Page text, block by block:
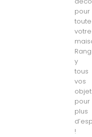
pour
toute
votre
y
tous
vos
pour
plus
!